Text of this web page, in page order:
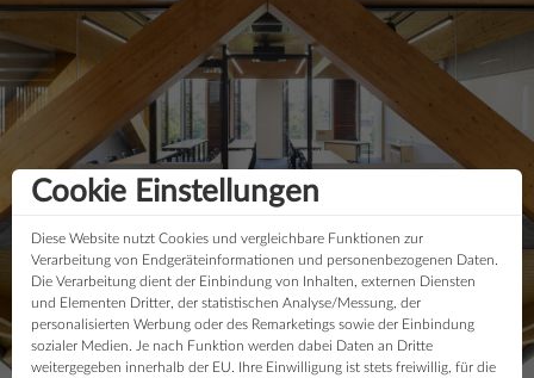
Barker College Maths and Student Hub
Cookie Einstellungen
Diese Website nutzt Cookies und vergleichbare Funktionen zur
Verarbeitung von Endgeräteinformationen und personenbezogenen Daten.
Die Verarbeitung dient der Einbindung von Inhalten, externen Diensten
und Elementen Dritter, der statistischen Analyse/Messung, der
personalisierten Werbung oder des Remarketings sowie der Einbindung
sozialer Medien. Je nach Funktion werden dabei Daten an Dritte
weitergegeben innerhalb der EU. Ihre Einwilligung ist stets freiwillig, für die